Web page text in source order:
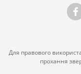
Для правового
прохання